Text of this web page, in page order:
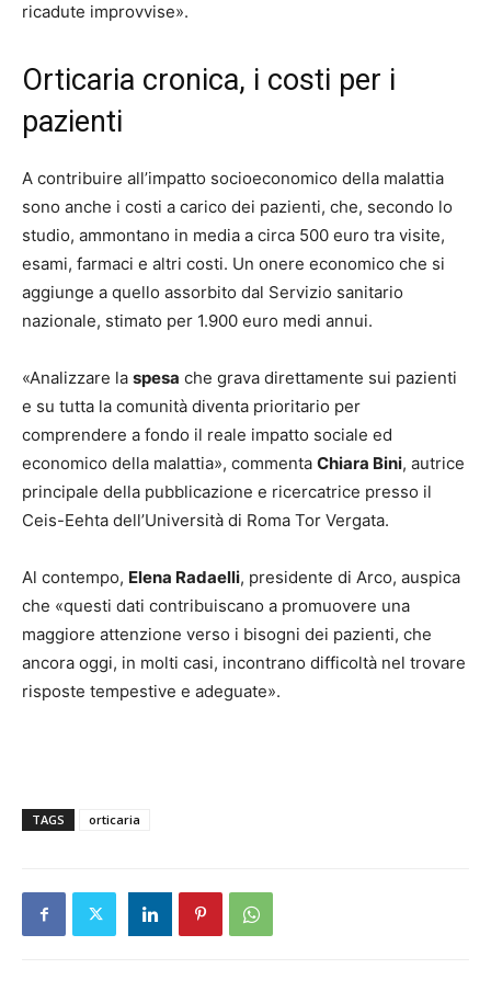
ricadute improvvise».
Orticaria cronica, i costi per i
pazienti
A contribuire all’impatto socioeconomico della malattia
sono anche i costi a carico dei pazienti, che, secondo lo
studio, ammontano in media a circa 500 euro tra visite,
esami, farmaci e altri costi. Un onere economico che si
aggiunge a quello assorbito dal Servizio sanitario
nazionale, stimato per 1.900 euro medi annui.
«Analizzare la spesa che grava direttamente sui pazienti
e su tutta la comunità diventa prioritario per
comprendere a fondo il reale impatto sociale ed
economico della malattia», commenta Chiara Bini, autrice
principale della pubblicazione e ricercatrice presso il
Ceis-Eehta dell’Università di Roma Tor Vergata.
Al contempo, Elena Radaelli, presidente di Arco, auspica
che «questi dati contribuiscano a promuovere una
maggiore attenzione verso i bisogni dei pazienti, che
ancora oggi, in molti casi, incontrano difficoltà nel trovare
risposte tempestive e adeguate».
TAGS orticaria